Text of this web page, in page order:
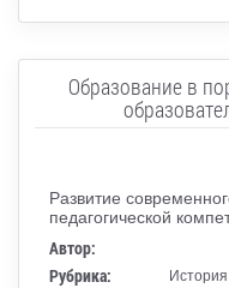
Образование в
Развитие
педагогической
Автор:
Рубрика: